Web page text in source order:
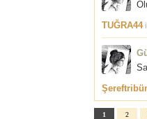
TUĞRA44
1 2